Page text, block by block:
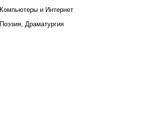
Компьютеры и Интернет
Поэзия, Драматургия